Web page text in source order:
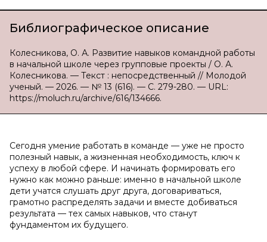
Библиографическое описание
Колесникова, О. А. Развитие навыков командной работы
в начальной школе через групповые проекты / О. А.
Колесникова. — Текст : непосредственный // Молодой
ученый. — 2026. — № 13 (616). — С. 279-280. — URL:
https://moluch.ru/archive/616/134666.
Сегодня умение работать в команде — уже не просто
полезный навык, а жизненная необходимость, ключ к
успеху в любой сфере. И начинать формировать его
нужно как можно раньше: именно в начальной школе
дети учатся слушать друг друга, договариваться,
грамотно распределять задачи и вместе добиваться
результата — тех самых навыков, что станут
фундаментом их будущего.